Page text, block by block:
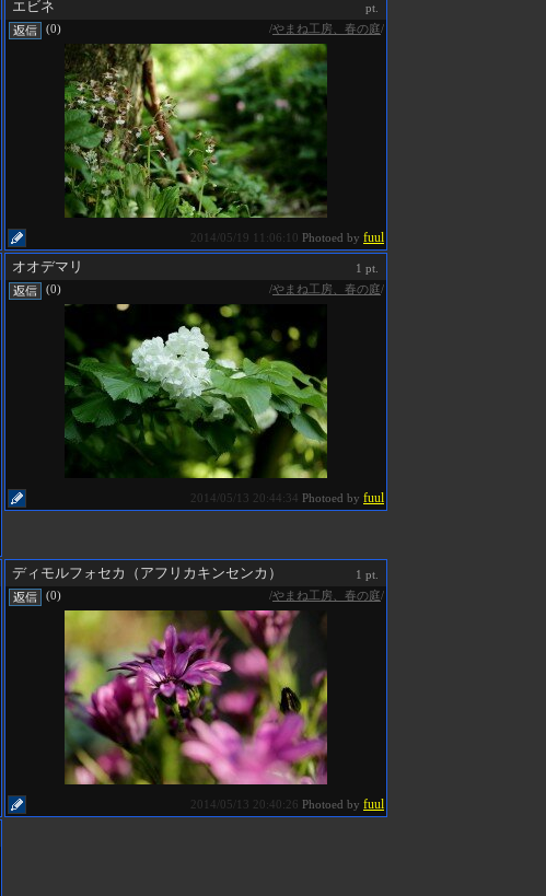
エビネ
pt.
(0)
/やまね工房、春の庭/
2014/05/19 11:06:10 Photoed by fuul
オオデマリ
1 pt.
(0)
/やまね工房、春の庭/
2014/05/13 20:44:34 Photoed by fuul
ディモルフォセカ（アフリカキンセンカ）
1 pt.
(0)
/やまね工房、春の庭/
2014/05/13 20:40:26 Photoed by fuul